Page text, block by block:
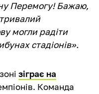
Перемогу! Бажаю,
могли радіти
стадіонів».
зіграє на
Команда